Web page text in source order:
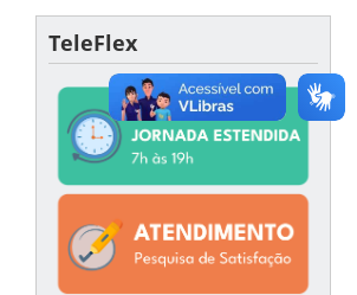
TeleFlex